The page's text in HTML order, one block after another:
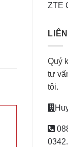
ZTE
Quý
tư
tôi.